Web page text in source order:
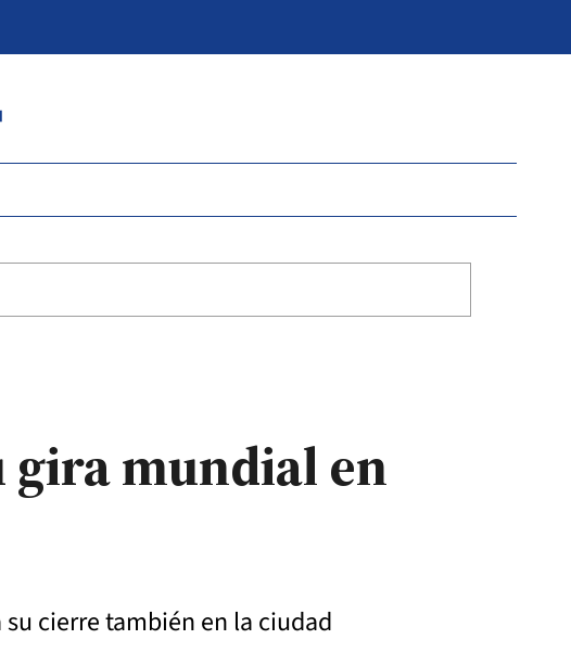
gira mundial en
cierre también en la ciudad